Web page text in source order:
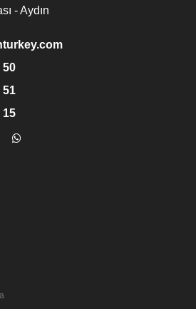
- Aydın
50
51
15